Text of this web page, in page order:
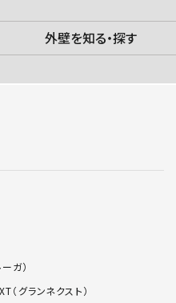
外壁を知る・探す
ガ）
（グランネクスト）